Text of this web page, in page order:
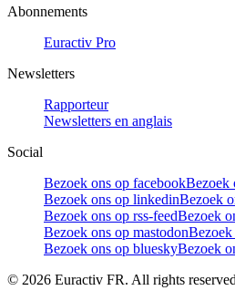
Abonnements
Euractiv Pro
Newsletters
Rapporteur
Newsletters en anglais
Social
Bezoek ons op facebookBezoek
Bezoek ons op linkedinBezoek
Bezoek ons op rss-feedBezoek
Bezoek ons op mastodonBezoek
Bezoek ons op blueskyBezoek
© 2026 Euractiv FR. All rights